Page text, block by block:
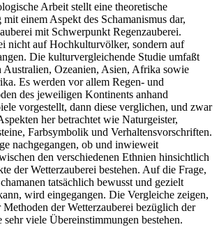
Arbeit stellt eine theoretische
einem Aspekt des Schamanismus dar,
mit Schwerpunkt Regenzauberei.
nicht auf Hochkulturvölker, sondern auf
Die kulturvergleichende Studie umfaßt
Australien, Ozeanien, Asien, Afrika sowie
Es werden vor allem Regen- und
des jeweiligen Kontinents anhand
vorgestellt, dann diese verglichen, und zwar
her betrachtet wie Naturgeister,
Farbsymbolik und Verhaltensvorschriften.
nachgegangen, ob und inwieweit
den verschiedenen Ethnien hinsichtlich
der Wetterzauberei bestehen. Auf die Frage,
tatsächlich bewusst und gezielt
wird eingegangen. Die Vergleiche zeigen,
der Wetterzauberei bezüglich der
sehr viele Übereinstimmungen bestehen.